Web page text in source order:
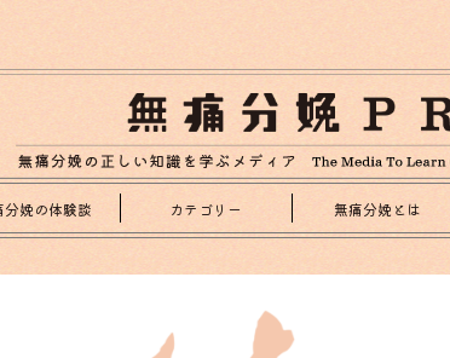
分娩の体験談 カテゴリー 無痛分娩とは